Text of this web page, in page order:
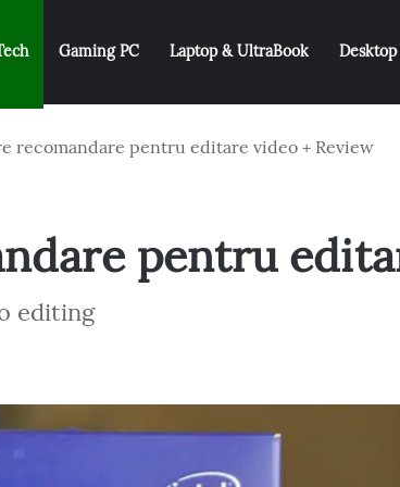
Gaming PC Laptop & UltraBook Desktop
recomandare pentru editare video + Review
pentru
editing